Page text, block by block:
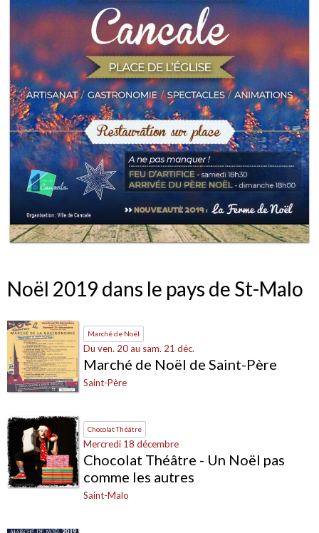
Noël 2019 dans le pays de St-Malo
Marché de Noël
Du ven. 20 au sam. 21 déc.
Marché de Noël de Saint-Père
Saint-Père
Chocolat Théâtre
Mercredi 18 décembre
Chocolat Théâtre - Un Noël pas
comme les autres
Saint-Malo